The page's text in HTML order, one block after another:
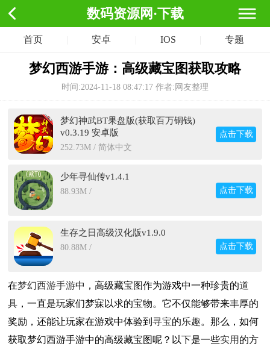
数码资源网·下载
首页 安卓 IOS 专题
梦幻西游手游：高级藏宝图获取攻略
时间:2024-11-18 08:47:17 作者:网友整理
梦幻神武BT果盘版(获取百万铜钱)
v0.3.19 安卓版
252.73M / 简体中文
点击下载
少年寻仙传v1.4.1
88.93M / 点击下载
生存之日高级汉化版v1.9.0
80.88M / 点击下载
在梦幻西游手游中，高级藏宝图作为游戏中一种珍贵的道
具 ，一直是玩家们梦寐以求的宝物。它不仅能够带来丰厚的
奖励，还能让玩家在游戏中体验到 寻宝的乐趣。那么，如何
获取梦幻西游手游中的高级藏宝图呢？以下是一些实用 的方